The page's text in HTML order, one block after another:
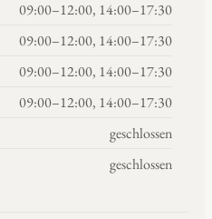
09:00–12:00, 14:00–17:30
09:00–12:00, 14:00–17:30
09:00–12:00, 14:00–17:30
09:00–12:00, 14:00–17:30
geschlossen
geschlossen